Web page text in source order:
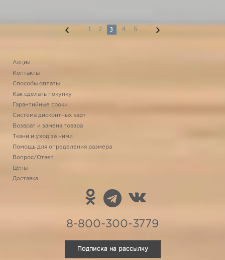
1 2 3 4 5
Акции
Контакты
Способы оплаты
Как сделать покупку
Гарантийные сроки
Система дисконтных карт
Возврат и замена товара
Ткани и уход за ними
Помощь для определения размера
Вопрос/Ответ
Цены
Доставка
8-800-300-3779
Подписка на рассылку